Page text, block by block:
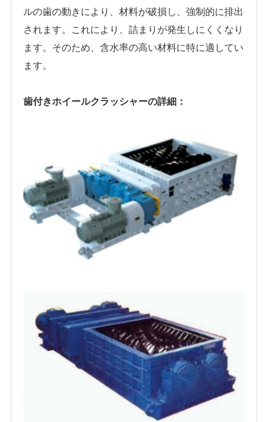
ルの歯の動きにより、材料が破損し、強制的に排出
されます。これにより、詰まりが発生しにくくなり
ます。そのため、含水率の高い材料に特に適してい
ます。
歯付きホイールクラッシャーの詳細：